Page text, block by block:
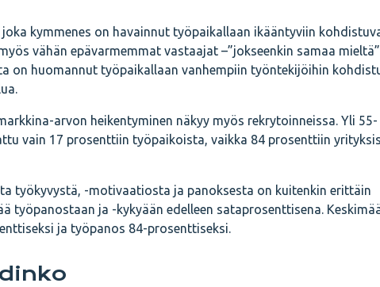
kymmenes on havainnut työpaikallaan ikääntyviin
vähän epävarmemmat vastaajat –”jokseenkin samaa
on huomannut työpaikallaan vanhempiin työntekijöihin
arvon heikentyminen näkyy myös rekrytoinneissa. Yli 55-
vain 17 prosenttiin työpaikoista, vaikka 84 prosenttiin
työkyvystä, -motivaatiosta ja panoksesta on kuitenkin erittäin
työpanostaan ja -kykyään edelleen sataprosenttisena.
ja työpanos 84-prosenttiseksi.